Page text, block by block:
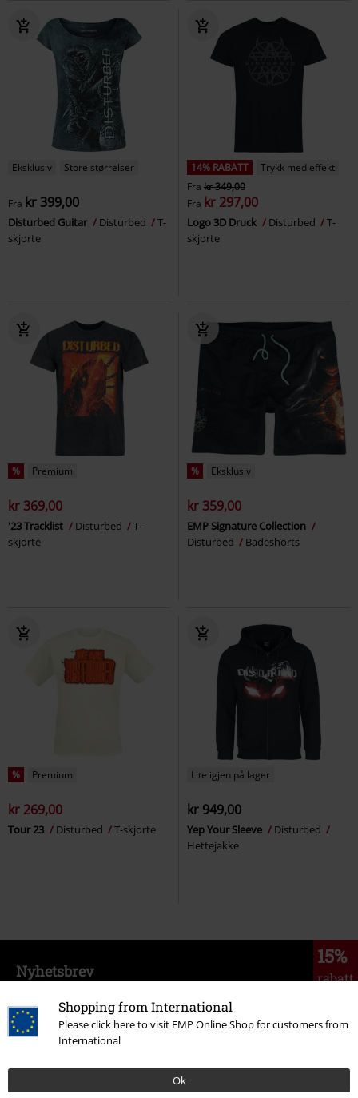
Shopping from International
Please click here to visit EMP Online Shop for customers from
International
Ok
Eksklusiv Store størrelser
Fra kr 399,00
Disturbed Guitar Disturbed
T-
skjorte
14% RABATT
Trykk med effekt
Fra kr 349,00
Fra kr 297,00
Logo 3D Druck Disturbed
T-
skjorte
% Premium
kr 369,00
'23 Tracklist Disturbed
T-
skjorte
% Eksklusiv
kr 359,00
EMP Signature Collection
Disturbed
Badeshorts
% Premium
kr 269,00
Tour 23 Disturbed T-skjorte
Lite igjen på lager
kr 949,00
Yep Your Sleeve
Disturbed
Hettejakke
15%
rabatt
Nyhetsbrev
Mer
Jeg godkjenner at jeg frivillig godtar å få tilsendt EMPs nyhetsbrev og at